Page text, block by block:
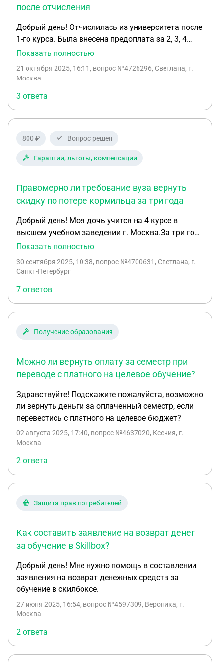
после отчисления
Добрый день! Отчислилась из университета после
1-го курса. Была внесена предоплата за 2, 3, 4
курсы за счет образовательного кредита. На
Якобы нет средств. Установленные законом
Что предпринять сейчас?
Показать полностью
21 октября 2025, 16:11 , вопрос №4726296, Светлана, г.
Москва
3 ответа
800 ₽ Вопрос решен
Гарантии, льготы, компенсации
Правомерно ли требование вуза вернуть
скидку по потере кормильца за три года
Добрый день! Моя дочь учится на 4 курсе в
высшем учебном заведении г. Москва.За три года
обучения , она получала скидку по потери
обязали выплатить скидочную сумму за три года.
подняли на 4 курсе, так ещё настаивают на
возмещении денег за 3 года.
Показать полностью
30 сентября 2025, 10:38, вопрос №4700631, Светлана, г.
Санкт-Петербург
7 ответов
Получение образования
Можно ли вернуть оплату за семестр при
переводе с платного на целевое обучение?
Здравствуйте! Подскажите пожалуйста, возможно
ли вернуть деньги за оплаченный семестр, если
перевестись с платного на целевое бюджет?
02 августа 2025, 17:40, вопрос №4637020, Ксения, г.
Москва
2 ответа
Защита прав потребителей
Как составить заявление на возврат денег
за обучение в Skillbox?
Добрый день! Мне нужно помощь в составлении
заявления на возврат денежных средств за
обучение в скилбоксе.
27 июня 2025, 16:54, вопрос №4597309, Вероника, г.
Москва
2 ответа